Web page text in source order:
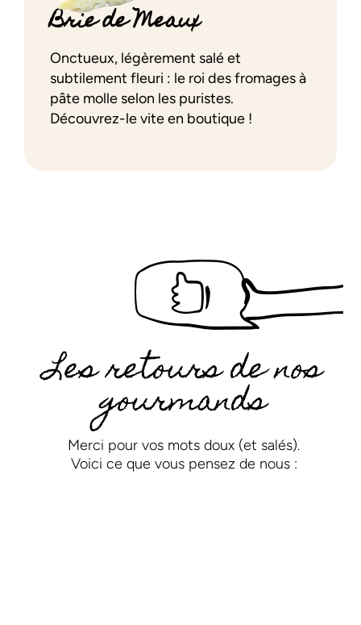
Brie de Meaux
Onctueux, légèrement salé et
subtilement fleuri : le roi des fromages à
pâte molle selon les puristes.
Découvrez-le vite en boutique !
Les retours de nos
gourmands
Merci pour vos mots doux (et salés).
Voici ce que vous pensez de nous :